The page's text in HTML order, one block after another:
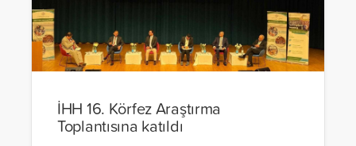
İHH 16. Körfez Araştırma
Toplantısına katıldı